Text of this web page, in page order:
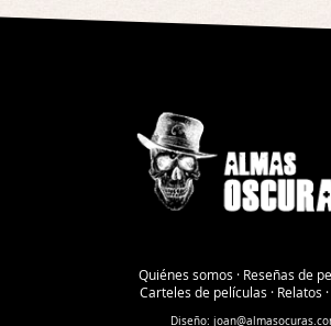
Quiénes somos · Reseñas de
Carteles de películas · Relatos ·
Diseño: